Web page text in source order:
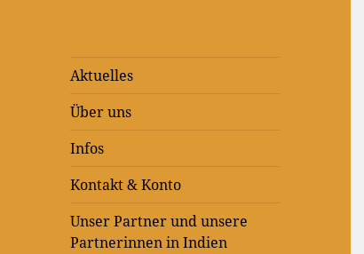
Aktuelles
Über uns
Infos
Kontakt & Konto
Unser Partner und unsere
Partnerinnen in Indien